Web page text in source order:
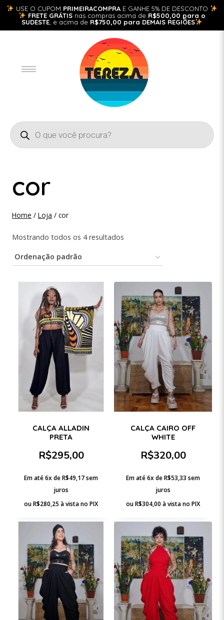
USE O CUPOM PRIMEIRACOMPRA E GANHE 5% DE DESCONTO
FRETE GRÁTISnas compras acima de R$500,00 para o
SUDESTE , e acima de R$750,00 para DEMAIS REGIÕES
cor
Home / Loja / cor
Mostrando todos os 4 resultados
CALÇA ALLADIN
PRETA
R$295,00
Em até 6x deR$49,17sem
juros
ouR$280,25 à vista no PIX
CALÇA CAIRO OFF
WHITE
R$320,00
Em até 6x deR$53,33 sem
juros
ouR$304,00 à vista no PIX